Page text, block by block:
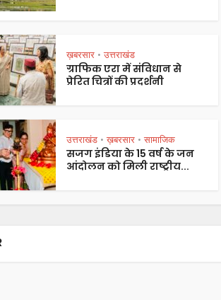
ख़बरसार • उत्तराखंड
ग्राफिक एरा में संविधान से
प्रेरित चित्रों की प्रदर्शनी
उत्तराखंड • ख़बरसार • सामाजिक
सजग इंडिया के 15 वर्ष के जन
आंदोलन को मिली राष्ट्रीय...